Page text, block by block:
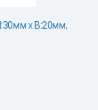
х В:20мм,